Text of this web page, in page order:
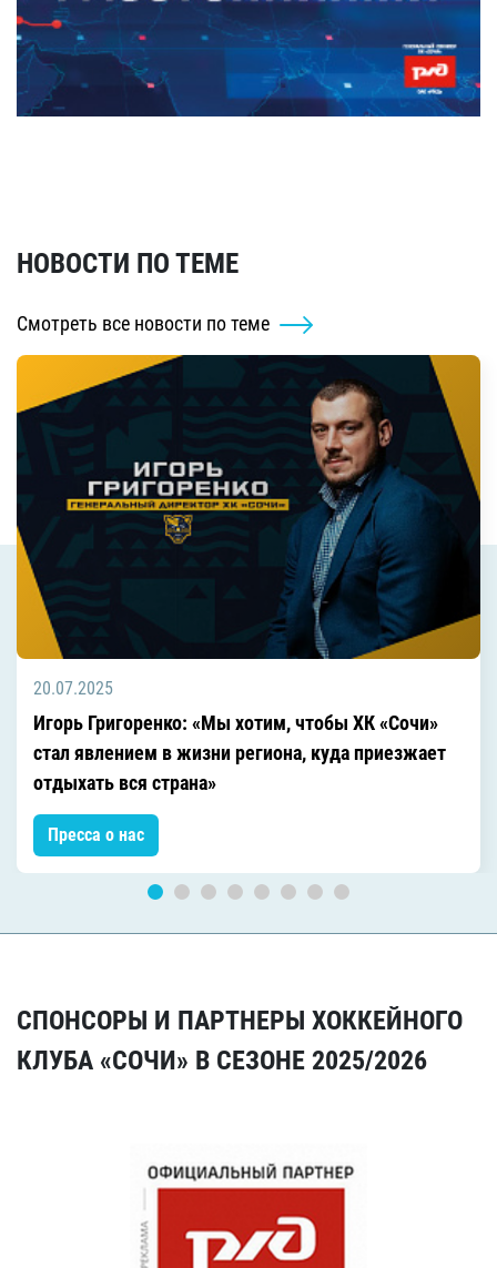
НОВОСТИ ПО ТЕМЕ
Смотреть все новости по теме
20.07.2025
Игорь Григоренко: «Мы хотим, чтобы ХК «Сочи»
стал явлением в жизни региона, куда приезжает
отдыхать вся страна»
Пресса о нас
СПОНСОРЫ И ПАРТНЕРЫ ХОККЕЙНОГО
КЛУБА «СОЧИ» В СЕЗОНЕ 2025/2026